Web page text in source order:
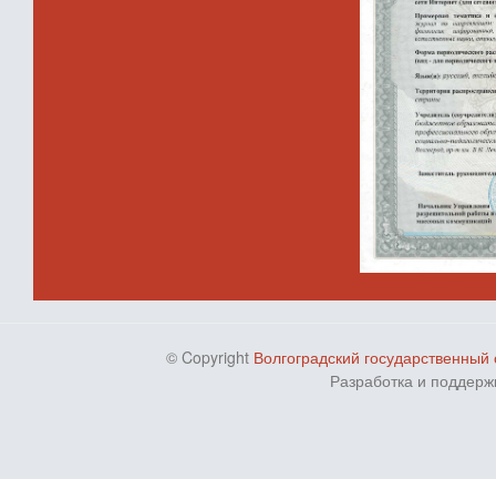
© Copyright Волгоградский
Разработка и